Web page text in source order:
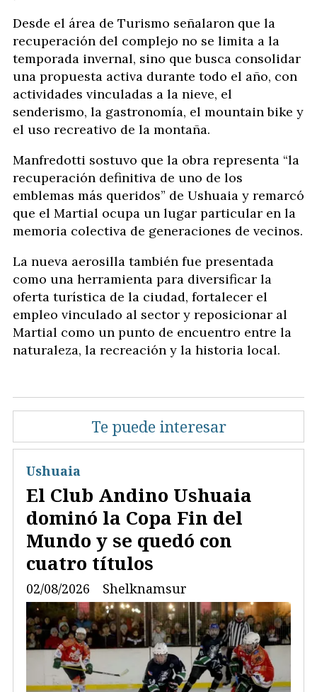
Desde el área de Turismo señalaron que la
recuperación del complejo no se limita a la
temporada invernal, sino que busca consolidar
una propuesta activa durante todo el año, con
actividades vinculadas a la nieve, el
senderismo, la gastronomía, el mountain bike y
el uso recreativo de la montaña.
Manfredotti sostuvo que la obra representa “la
recuperación definitiva de uno de los
emblemas más queridos” de Ushuaia y remarcó
que el Martial ocupa un lugar particular en la
memoria colectiva de generaciones de vecinos.
La nueva aerosilla también fue presentada
como una herramienta para diversificar la
oferta turística de la ciudad, fortalecer el
empleo vinculado al sector y reposicionar al
Martial como un punto de encuentro entre la
naturaleza, la recreación y la historia local.
Te puede interesar
El Club Andino Ushuaia
dominó la Copa Fin del
Mundo y se quedó con
cuatro títulos
Shelknamsur
Ushuaia
02/08/2026